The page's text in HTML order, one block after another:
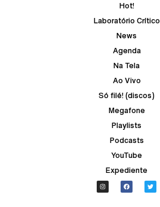
Hot!
Laboratório Crítico
News
Agenda
Na Tela
Ao Vivo
Só filé! (discos)
Megafone
Playlists
Podcasts
YouTube
Expediente